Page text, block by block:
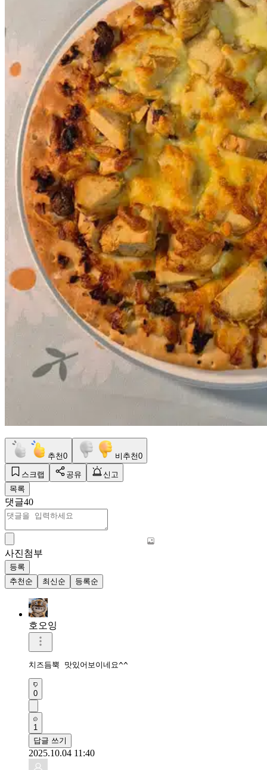
추천0 비추천0
스크랩 공유
신고
목록
댓글40
사진첨부
등록
추천순
최신순 등록순
호오잉
치즈듬뿍 맛있어보이네요^^
0
1
답글 쓰기
2025.10.04 11:40